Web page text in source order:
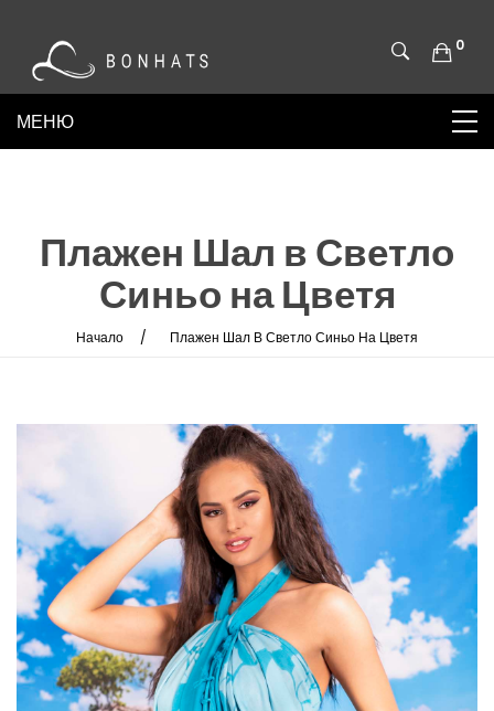
0
Плажен Шал в Светло
Синьо на Цветя
Начало Плажен Шал В Светло Синьо На Цветя